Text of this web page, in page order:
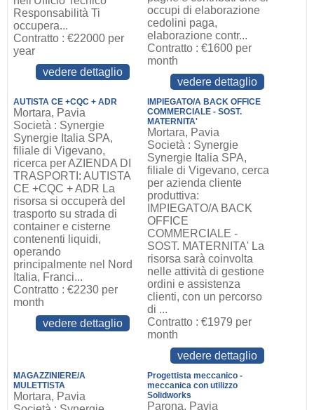
Responsabilità Ti
occupera...
Contratto : €22000 per
year
vedere dettaglio
occupi di elaborazione
cedolini paga,
elaborazione contr...
Contratto : €1600 per
month
vedere dettaglio
AUTISTA CE +CQC + ADR
Mortara, Pavia
Società : Synergie
Synergie Italia SPA,
filiale di Vigevano,
ricerca per AZIENDA DI
TRASPORTI: AUTISTA
CE +CQC + ADR La
risorsa si occuperà del
trasporto su strada di
container e cisterne
contenenti liquidi,
operando
principalmente nel Nord
Italia, Franci...
Contratto : €2230 per
month
vedere dettaglio
IMPIEGATO/A BACK OFFICE
COMMERCIALE - SOST.
MATERNITA'
Mortara, Pavia
Società : Synergie
Synergie Italia SPA,
filiale di Vigevano, cerca
per azienda cliente
produttiva:
IMPIEGATO/A BACK
OFFICE
COMMERCIALE -
SOST. MATERNITA' La
risorsa sarà coinvolta
nelle attività di gestione
ordini e assistenza
clienti, con un percorso
di ...
Contratto : €1979 per
month
vedere dettaglio
MAGAZZINIERE/A
MULETTISTA
Mortara, Pavia
Progettista meccanico -
meccanica con utilizzo
Solidworks
Parona, Pavia